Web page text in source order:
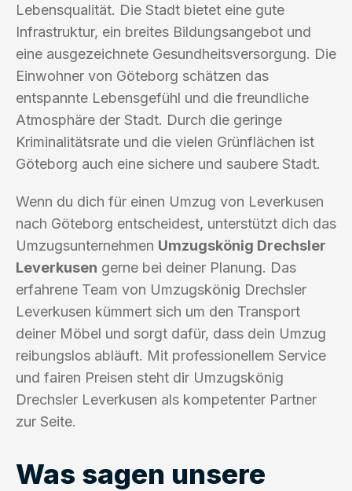
Lebensqualität. Die Stadt bietet eine gute
Infrastruktur, ein breites Bildungsangebot und
eine ausgezeichnete Gesundheitsversorgung. Die
Einwohner von Göteborg schätzen das
entspannte Lebensgefühl und die freundliche
Atmosphäre der Stadt. Durch die geringe
Kriminalitätsrate und die vielen Grünflächen ist
Göteborg auch eine sichere und saubere Stadt.
Wenn du dich für einen Umzug von Leverkusen
nach Göteborg entscheidest, unterstützt dich das
Umzugsunternehmen Umzugskönig Drechsler
Leverkusen gerne bei deiner Planung. Das
erfahrene Team von Umzugskönig Drechsler
Leverkusen kümmert sich um den Transport
deiner Möbel und sorgt dafür, dass dein Umzug
reibungslos abläuft. Mit professionellem Service
und fairen Preisen steht dir Umzugskönig
Drechsler Leverkusen als kompetenter Partner
zur Seite.
Was sagen unsere